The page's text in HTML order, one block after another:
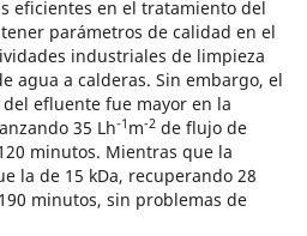
eficientes en el tratamiento del
parámetros de calidad en el
industriales de limpieza
agua a calderas. Sin embargo, el
efluente fue mayor en la
35 Lh-1 m-2de flujo de
minutos. Mientras que la
la de 15 kDa, recuperando 28
minutos, sin problemas de